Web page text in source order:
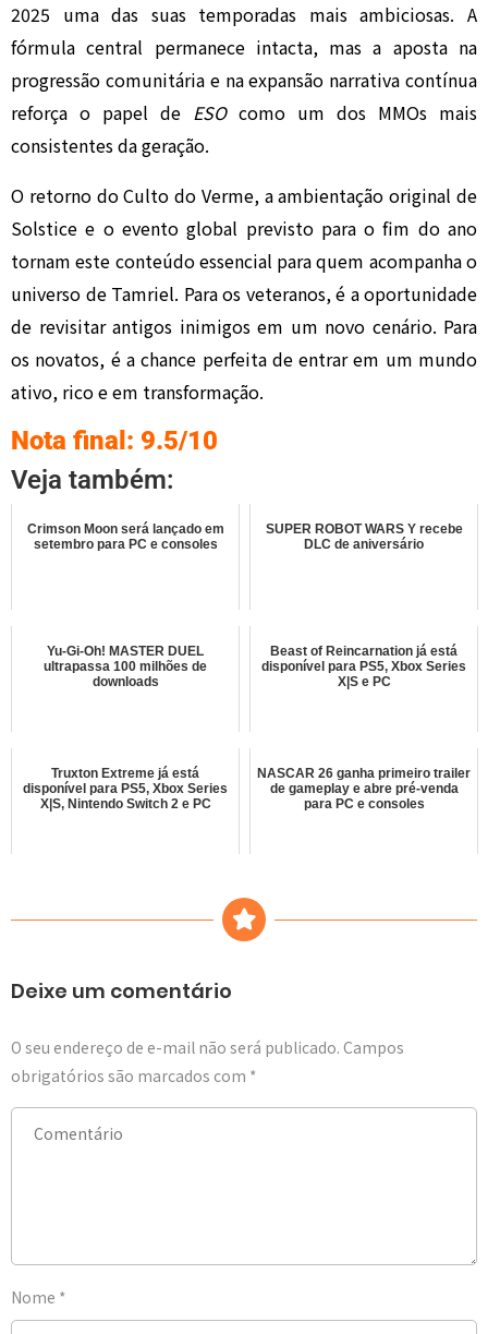
2025 uma das suas temporadas mais ambiciosas. A
fórmula central permanece intacta, mas a aposta na
progressão comunitária e na expansão narrativa contínua
reforça o papel de ESOcomo um dos MMOs mais
consistentes da geração.
O retorno do Culto do Verme, a ambientação original de
Solstice e o evento global previsto para o fim do ano
tornam este conteúdo essencial para quem acompanha o
universo de Tamriel. Para os veteranos, é a oportunidade
de revisitar antigos inimigos em um novo cenário. Para
os novatos, é a chance perfeita de entrar em um mundo
ativo, rico e em transformação.
Nota final: 9.5/10
Veja também:
Crimson Moon será lançado em
setembro para PC e consoles
SUPER ROBOT WARS Y recebe
DLC de aniversário
Yu-Gi-Oh! MASTER DUEL
ultrapassa 100 milhões de
downloads
Beast of Reincarnation já está
disponível para PS5, Xbox Series
X|S e PC
Truxton Extreme já está
disponível para PS5, Xbox Series
X|S, Nintendo Switch 2 e PC
NASCAR 26 ganha primeiro trailer
de gameplay e abre pré-venda
para PC e consoles
Deixe um comentário
O seu endereço de e-mail não será publicado. Campos
obrigatórios são marcados com *
Nome *